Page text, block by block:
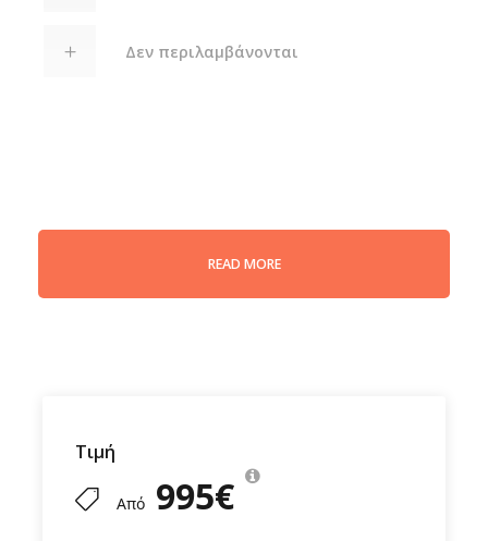
Τιμή
Από 995€
Δεν περιλαμβάνονται
READ MORE